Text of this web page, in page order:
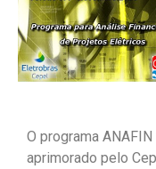
O programa
aprimorado pelo